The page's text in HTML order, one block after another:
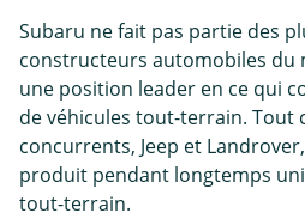
Subaru ne fait pas partie des
constructeurs automobiles du
une position leader en ce qui
de véhicules tout-terrain. Tout
concurrents, Jeep et
produit pendant longtemps
tout-terrain.